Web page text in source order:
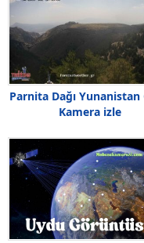
Parnita Dağı Yunanistan
Kamera izle